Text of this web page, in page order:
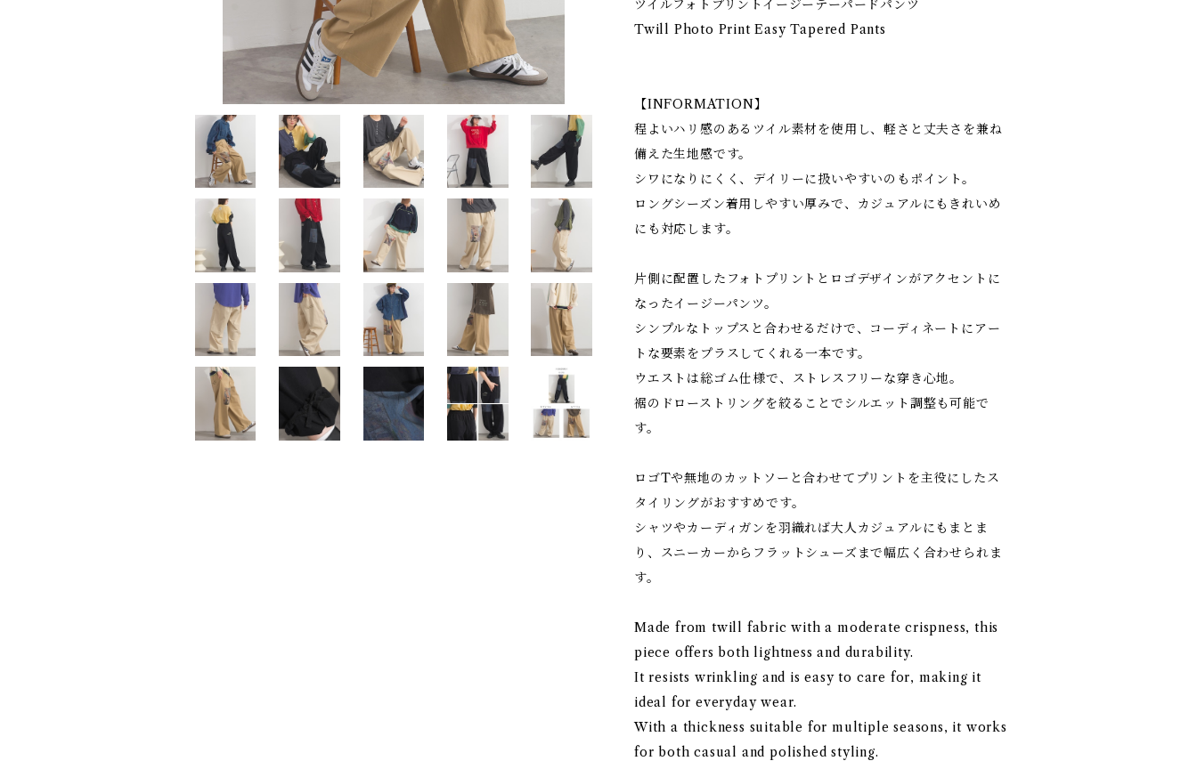
ツイルフォトプリントイージーテーパードパンツ
Twill Photo Print Easy Tapered Pants
【INFORMATION】
程よいハリ感のあるツイル素材を使用し、軽さと丈夫さを兼ね
備えた生地感です。
シワになりにくく、デイリーに扱いやすいのもポイント。
ロングシーズン着用しやすい厚みで、カジュアルにもきれいめ
にも対応します。
片側に配置したフォトプリントとロゴデザインがアクセントに
なったイージーパンツ。
シンプルなトップスと合わせるだけで、コーディネートにアー
トな要素をプラスしてくれる一本です。
ウエストは総ゴム仕様で、ストレスフリーな穿き心地。
裾のドローストリングを絞ることでシルエット調整も可能で
す。
ロゴTや無地のカットソーと合わせてプリントを主役にしたス
タイリングがおすすめです。
シャツやカーディガンを羽織れば大人カジュアルにもまとま
り、スニーカーからフラットシューズまで幅広く合わせられま
す。
Made from twill fabric with a moderate crispness, this
piece offers both lightness and durability.
It resists wrinkling and is easy to care for, making it
ideal for everyday wear.
With a thickness suitable for multiple seasons, it works
for both casual and polished styling.